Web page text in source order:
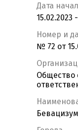
Дата
15.02.2023
Номер и
№ 72 от
Общество